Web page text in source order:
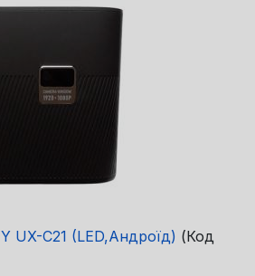
UX-C21 (LED,Андроїд) (Код